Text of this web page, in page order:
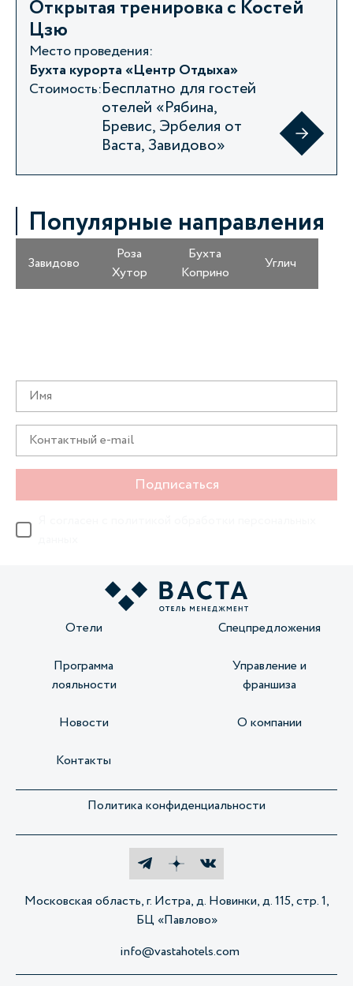
Открытая тренировка с Костей
Цзю
Место проведения:
Бухта курорта «Центр Отдыха»
Стоимость:Бесплатно для гостей
отелей «Рябина,
Бревис, Эрбелия от
Васта, Завидово»
Популярные направления
Завидово
Роза
Хутор
Бухта
Коприно
Углич
Подписаться
Отели Спецпредложения
Программа
лояльности
Управление и
франшиза
Новости О компании
Контакты
Политика конфиденциальности
Московская область, г. Истра, д. Новинки, д. 115, стр. 1,
БЦ «Павлово»
info@vastahotels.com